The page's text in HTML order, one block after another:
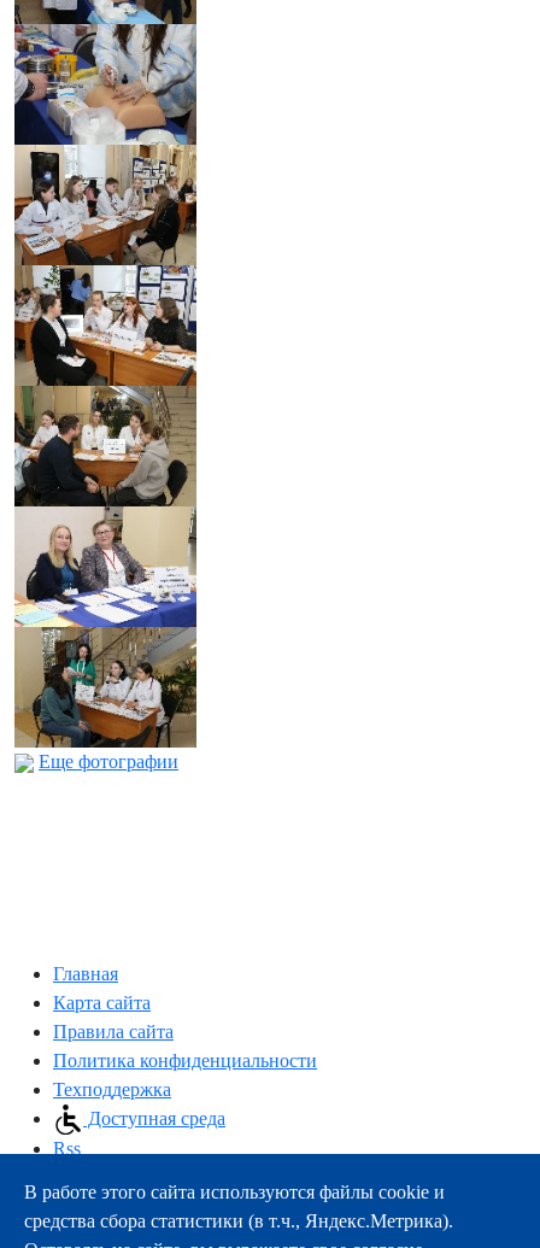
Еще фотографии
Главная
Карта сайта
Правила сайта
Политика конфиденциальности
Техподдержка
Доступная среда
Rss
163000, г.Архангельск, пр-т Троицкий, 51
тел.:+7 (8182) 21-11-63
В работе этого сайта используются файлы cookie и
средства сбора статистики (в т.ч., Яндекс.Метрика).